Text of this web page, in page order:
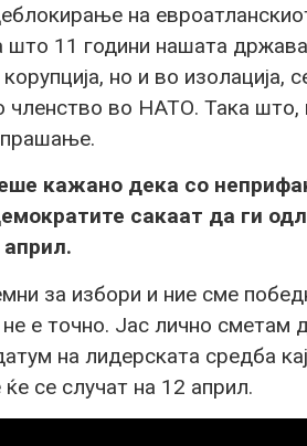
на
што 11 години нашата
но и во изолација,
членство во НАТО. Така
кажано дека со
сакаат да ги
за избори и ние сме
е точно. Јас лично сметам
на лидерската средба
се случат на 12 април.